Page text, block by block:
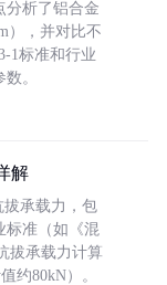
分析了铝合金
），并对比不
1标准和行业
。
解
拔承载力，包
标准（如《混
拔承载力计算
约80kN）。